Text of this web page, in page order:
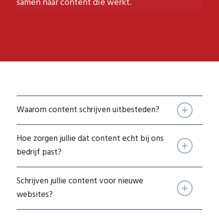
samen naar content die werkt.
Waarom content schrijven uitbesteden?
Hoe zorgen jullie dat content echt bij ons
bedrijf past?
Schrijven jullie content voor nieuwe
websites?